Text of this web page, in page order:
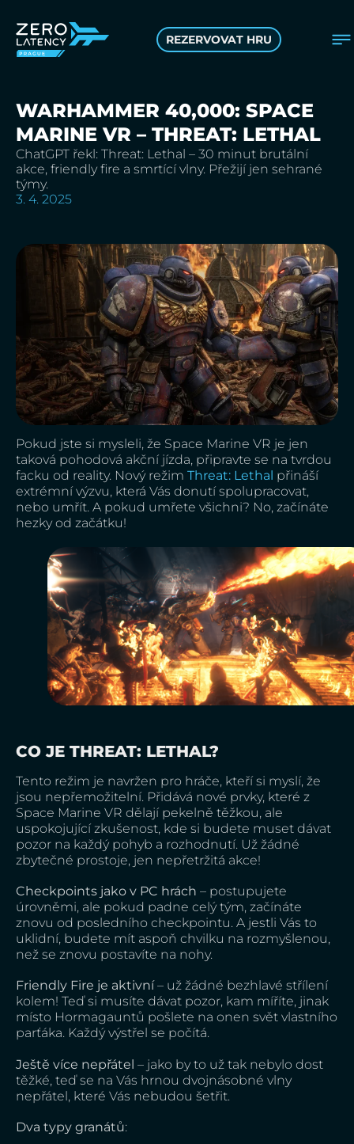
REZERVOVAT HRU
WARHAMMER 40,000: SPACE
MARINE VR – THREAT: LETHAL
ChatGPT řekl: Threat: Lethal – 30 minut brutální
akce, friendly fire a smrtící vlny. Přežijí jen sehrané
týmy.
3. 4. 2025
Pokud jste si mysleli, že Space Marine VR je jen
taková pohodová akční jízda, připravte se na tvrdou
facku od reality. Nový režim Threat: Lethal přináší
extrémní výzvu, která Vás donutí spolupracovat,
nebo umřít. A pokud umřete všichni? No, začínáte
hezky od začátku!
CO JE THREAT: LETHAL?
Tento režim je navržen pro hráče, kteří si myslí, že
jsou nepřemožitelní. Přidává nové prvky, které z
Space Marine VR dělají pekelně těžkou, ale
uspokojující zkušenost, kde si budete muset dávat
pozor na každý pohyb a rozhodnutí. Už žádné
zbytečné prostoje, jen nepřetržitá akce!
Checkpoints jako v PC hrách – postupujete
úrovněmi, ale pokud padne celý tým, začínáte
znovu od posledního checkpointu. A jestli Vás to
uklidní, budete mít aspoň chvilku na rozmyšlenou,
než se znovu postavíte na nohy.
Friendly Fire je aktivní– už žádné bezhlavé střílení
kolem! Teď si musíte dávat pozor, kam míříte, jinak
místo Hormagauntů pošlete na onen svět vlastního
parťáka. Každý výstřel se počítá.
Ještě více nepřátel – jako by to už tak nebylo dost
těžké, teď se na Vás hrnou dvojnásobné vlny
nepřátel, které Vás nebudou šetřit.
Dva typy granátů: